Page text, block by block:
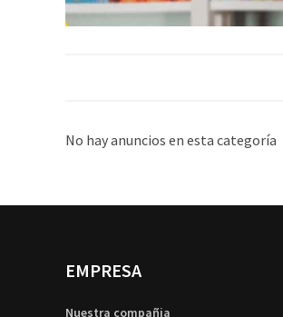
No hay anuncios en esta categoría
EMPRESA
Nuestra compañia